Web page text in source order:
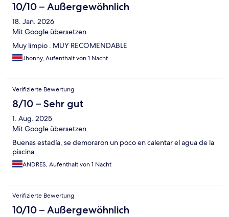
10/10 – Außergewöhnlich
18. Jan. 2026
Mit Google übersetzen
Muy limpio . MUY RECOMENDABLE
Jhonny, Aufenthalt von 1 Nacht
Verifizierte Bewertung
8/10 – Sehr gut
1. Aug. 2025
Mit Google übersetzen
Buenas estadía, se demoraron un poco en calentar el agua de la
piscina
ANDRES, Aufenthalt von 1 Nacht
Verifizierte Bewertung
10/10 – Außergewöhnlich